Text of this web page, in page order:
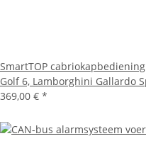
SmartTOP cabriokapbediening
Golf 6, Lamborghini Gallardo
369,00 € *